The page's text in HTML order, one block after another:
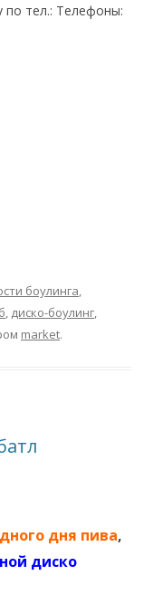
по тел.: Телефоны:
боулинга,
, диско-боулинг,
market.
дня пива,
диско